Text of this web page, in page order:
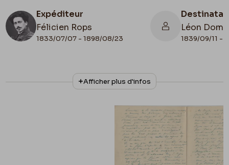
Expéditeur
Félicien Rops
1833/07/07 - 1898/08/23
Léon
1839/09/11 -
N° d'inventaire
II/6655/468/137
Collationnage
Autographe
Lieu de conservation
Belgique, Bruxelles, Bibliothèque royale de
Belgique, Cabinet des Manuscrits
Afficher plus d'infos